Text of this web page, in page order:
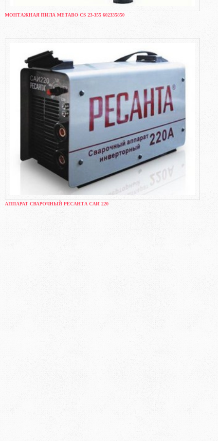
МОНТАЖНАЯ ПИЛА METABO CS 23-355 602335850
АППАРАТ СВАРОЧНЫЙ РЕСАНТА САИ 220